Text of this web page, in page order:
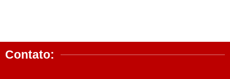
Contato: